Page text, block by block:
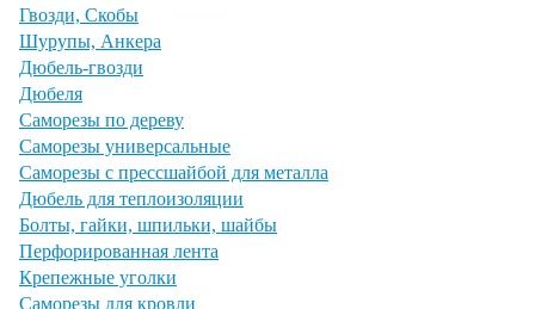
Гвозди, Скобы
Шурупы, Анкера
Дюбель-гвозди
Дюбеля
Саморезы по дереву
Саморезы универсальные
Саморезы с прессшайбой для металла
Дюбель для теплоизоляции
Болты, гайки, шпильки, шайбы
Перфорированная лента
Крепежные уголки
Саморезы для кровли